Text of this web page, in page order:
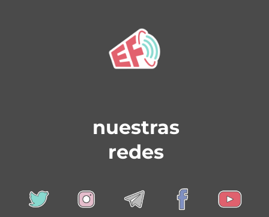
nuestras
redes